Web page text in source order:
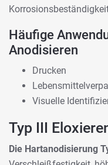
Häufige
Anodisieren
Drucken
Visuelle
Typ III
Die Hartanodisierung